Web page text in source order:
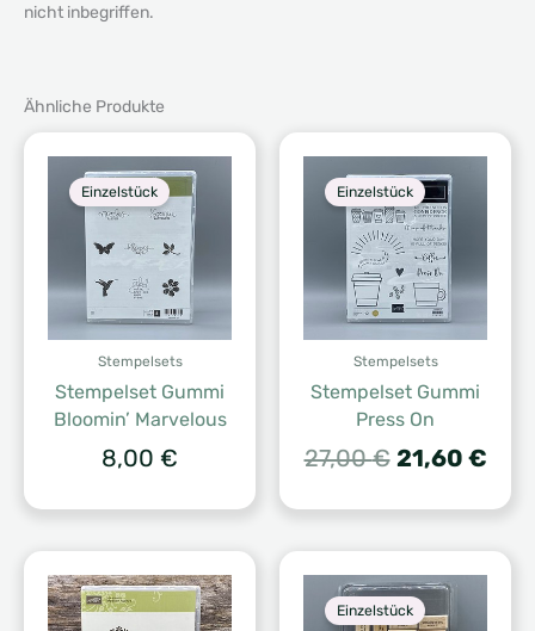
nicht inbegriffen.
Ähnliche Produkte
Einzelstück
Stempelsets
Stempelset Gummi
Bloomin’ Marvelous
8,00 €
Einzelstück
Stempelsets
Stempelset Gummi
Press On
27,00€
war:
27,00 €
21,60 €
ist:
Einzelstück